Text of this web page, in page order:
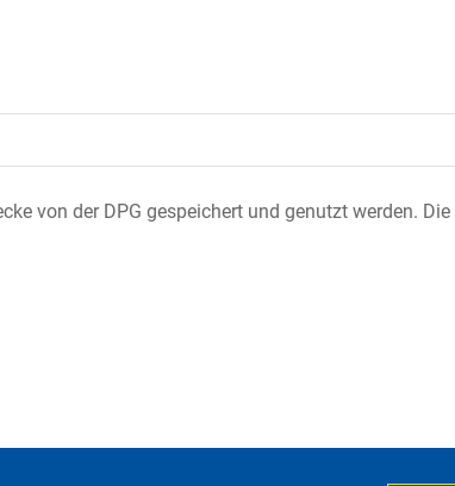
von der DPG gespeichert und genutzt werden. Die